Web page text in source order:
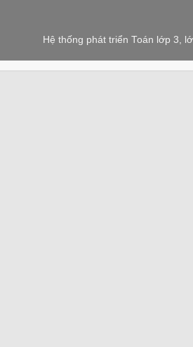
Hệ thống phát triển Toán lớp 3,